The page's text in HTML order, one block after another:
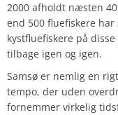
2000 afholdt næsten
end 500 fluefiskere
kystfluefiskere på
tilbage igen og igen.
Samsø er nemlig en
tempo, der uden
fornemmer virkelig